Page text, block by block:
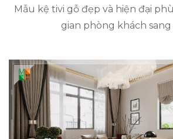
Mẫu kệ tivi gỗ đẹp và hiện đại
gian phòng khách